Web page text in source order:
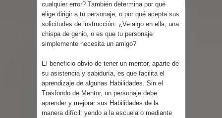
cualquier error? También determina por qué
elige dirigir a tu personaje, o por qué acepta sus
solicitudes de instrucción. ¿Ve algo en ella, una
chispa de genio, o es que tu personaje
simplemente necesita un amigo?
El beneficio obvio de tener un mentor, aparte de
su asistencia y sabiduría, es que facilita el
aprendizaje de algunas Habilidades. Sin el
Trasfondo de Mentor, un personaje debe
aprender y mejorar sus Habilidades de la
manera difícil: yendo a la escuela o mediante